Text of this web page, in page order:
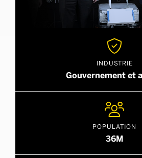

INDUSTRIE
Gouvernement et

POPULATION
36M